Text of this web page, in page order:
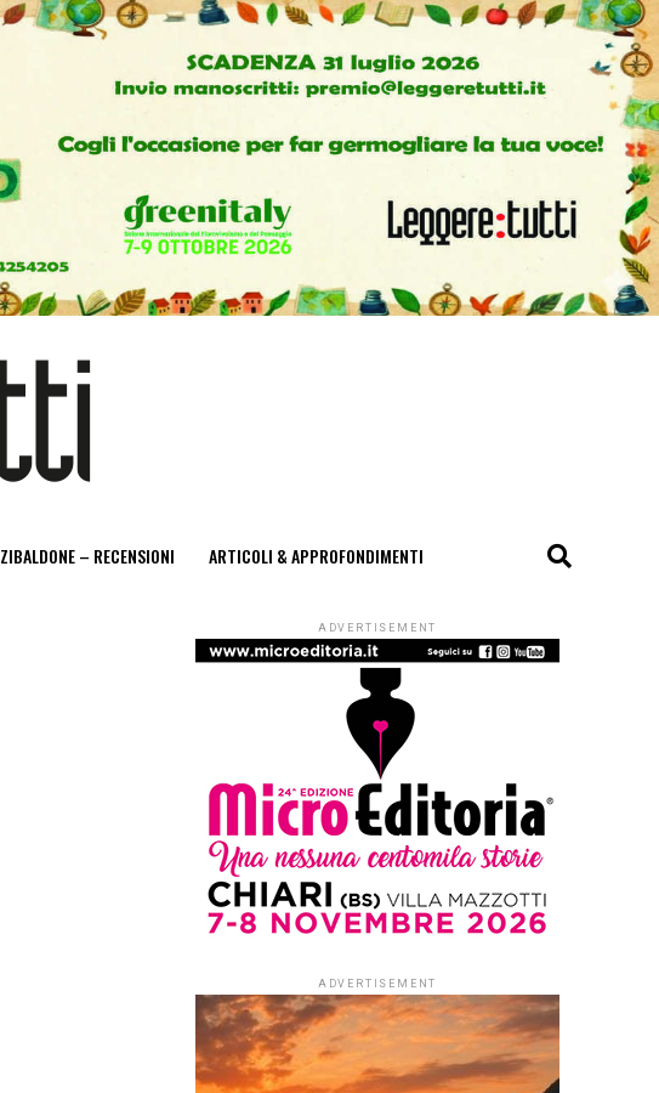
– RECENSIONI ARTICOLI & APPROFONDIMENTI
ADVERTISEMENT
ADVERTISEMENT